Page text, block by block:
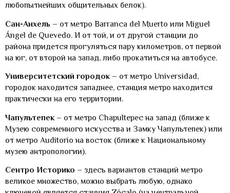
любопытнейших общительных белок).
Сан-Анхель – от метро Barranca del Muerto или Miguel
Ángel de Quevedo. И от той, и от другой станции до
района придется прогуляться пару километров, от первой
на юг, от второй на запад, либо прокатиться на автобусе.
Университетский городок – от метро Universidad,
городок находится западнее, станция метро находится
практически на его территории.
Чапультепек – от метро Chapultepec на запад (ближе к
Музею современного искусства и Замку Чапультепек) или
от метро Auditorio на восток (ближе к Национальному
музею антропологии).
Сентро Историко – здесь вариантов станций метро
великое множество, можно выбрать любую, однако